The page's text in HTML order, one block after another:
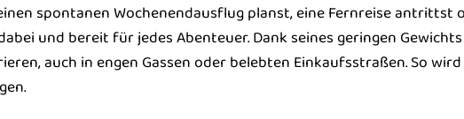
spontanen Wochenendausflug planst, eine Fernreise
und bereit für jedes Abenteuer. Dank seines geringen
auch in engen Gassen oder belebten Einkaufsstraßen. So